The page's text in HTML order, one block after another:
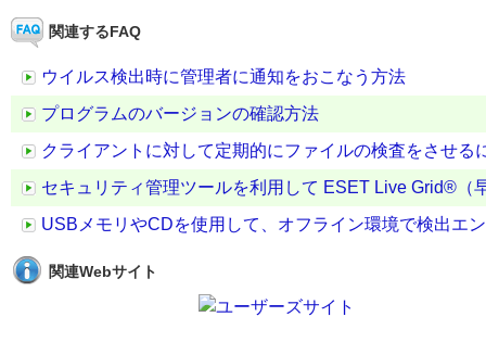
関連するFAQ
ウイルス検出時に管理者に通知をおこなう方法
プログラムのバージョンの確認方法
クライアントに対して定期的にファイルの検査をさせる
セキュリティ管理ツールを利用して ESET Live Grid®
USBメモリやCDを使用して、オフライン環境で検出エ
関連Webサイト